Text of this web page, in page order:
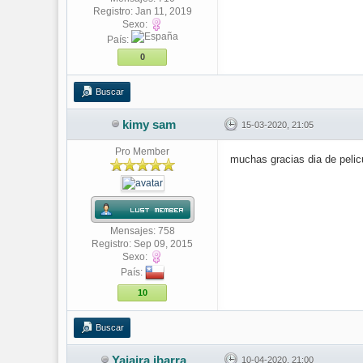
Registro: Jan 11, 2019
Sexo:
País:
0
Buscar
kimy sam 15-03-2020, 21:05
Pro Member
Mensajes: 758
Registro: Sep 09, 2015
Sexo:
País:
10
muchas gracias dia de
Buscar
Yajaira ibarra 10-04-2020, 21:00